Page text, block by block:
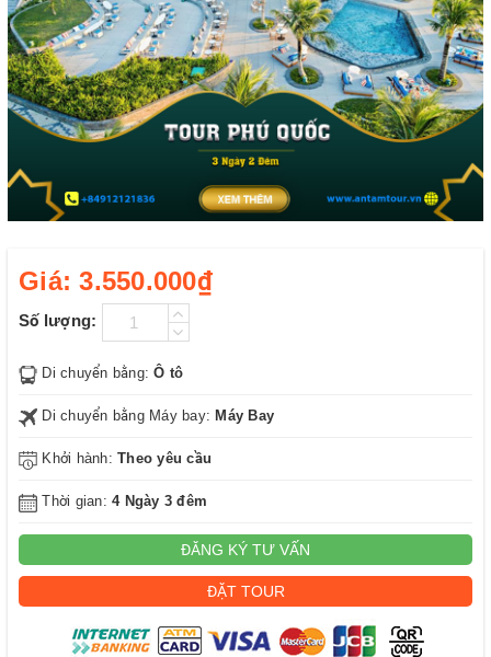
Giá:3.550.000₫
Số lượng:
Di chuyển bằng:Ô tô
Di chuyển bằng Máy bay: Máy Bay
Khởi hành: Theo yêu cầu
Thời gian: 4 Ngày 3 đêm
ĐĂNG KÝ TƯ VẤN
ĐẶT TOUR